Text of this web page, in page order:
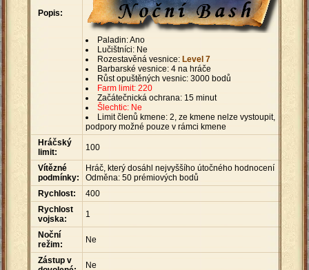
Popis:
Paladin: Ano
Lučištníci: Ne
Rozestavěná vesnice: Level 7
Barbarské vesnice: 4 na hráče
Růst opuštěných vesnic: 3000 bodů
Farm limit: 220
Začátečnická ochrana: 15 minut
Šlechtic: Ne
Limit členů kmene: 2, ze kmene nelze vystoupit,
podpory možné pouze v rámci kmene
Hráčský
limit:
100
Vítězné
podmínky:
Hráč, který dosáhl nejvyššího útočného hodnocení
Odměna: 50 prémiových bodů
Rychlost:
400
Rychlost
vojska:
1
Noční
režim:
Ne
Zástup v
Ne